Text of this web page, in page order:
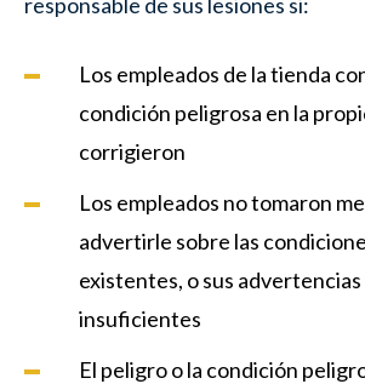
Los empleados de la tienda
condición peligrosa en la
corrigieron
Los empleados no tomaron
advertirle sobre las
existentes, o sus
insuficientes
El peligro o la condición